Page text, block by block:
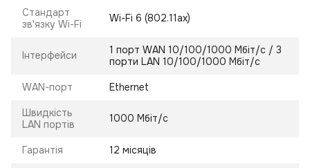
Стандарт
зв'язку Wi-Fi
Wi-Fi 6 (802.11ax)
Інтерфейси
1 порт WAN 10/100/1000 Мбіт/с / 3
порти LAN 10/100/1000 Мбіт/с
WAN-порт Ethernet
Швидкість
LAN портів
1000 Мбіт/с
Гарантія 12 місяців